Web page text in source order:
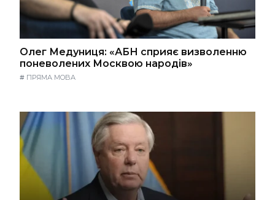
Олег Медуниця: «АБН сприяє визволенню
поневолених Москвою народів»
# ПРЯМА МОВА